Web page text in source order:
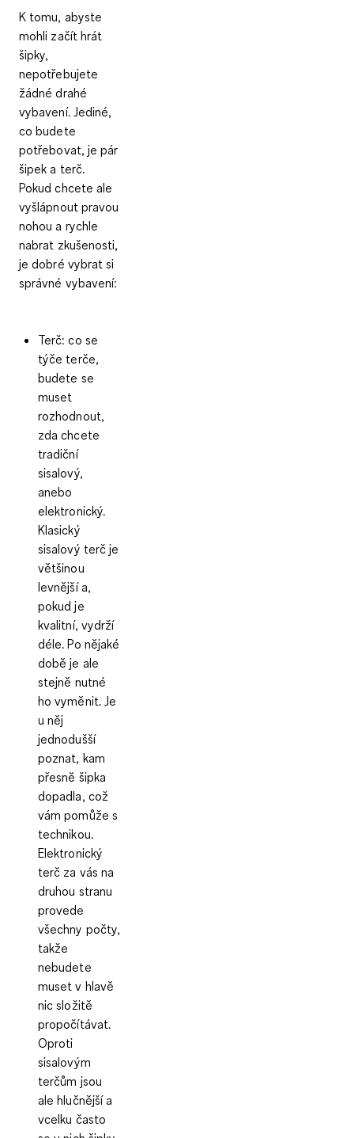
K tomu, abyste
mohli začít hrát
šipky,
nepotřebujete
žádné drahé
vybavení. Jediné,
co budete
potřebovat, je pár
šipek a terč.
Pokud chcete ale
vyšlápnout pravou
nohou a rychle
nabrat zkušenosti,
je dobré vybrat si
správné vybavení:
Terč: co se
týče terče,
budete se
muset
rozhodnout,
zda chcete
tradiční
sisalový,
anebo
elektronický.
Klasický
sisalový terč je
většinou
levnější a,
pokud je
kvalitní, vydrží
déle. Po nějaké
době je ale
stejně nutné
ho vyměnit. Je
u něj
jednodušší
poznat, kam
přesně šipka
dopadla, což
vám pomůže s
technikou.
Elektronický
terč za vás na
druhou stranu
provede
všechny počty,
takže
nebudete
muset v hlavě
nic složitě
propočítávat.
Oproti
sisalovým
terčům jsou
ale hlučnější a
vcelku často